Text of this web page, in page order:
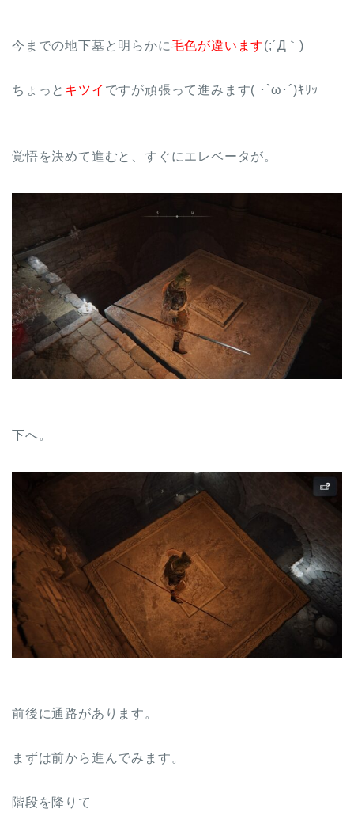
今までの地下墓と明らかに毛色が違います(;´Д｀)
ちょっと キツイ ですが頑張って進みます( ･`ω･´)ｷﾘｯ
覚悟を決めて進むと、すぐにエレベータが。
下へ。
前後に通路があります。
まずは前から進んでみます。
階段を降りて